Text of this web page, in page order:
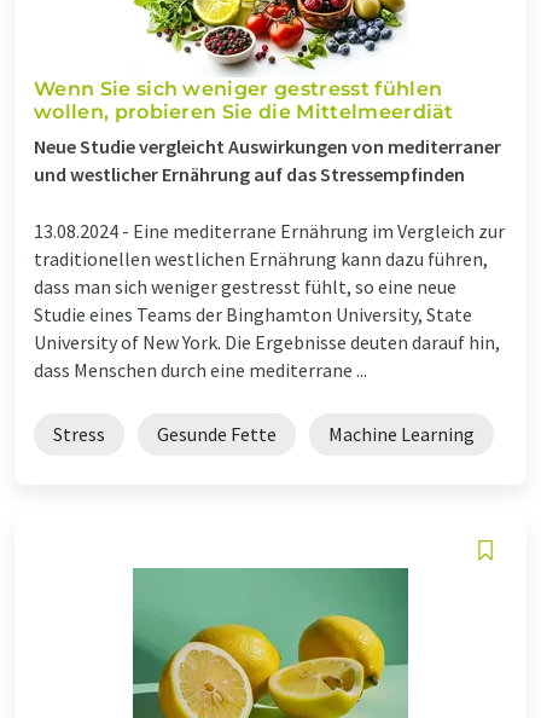
Wenn Sie sich weniger gestresst fühlen
wollen, probieren Sie die Mittelmeerdiät
Neue Studie vergleicht Auswirkungen von mediterraner
und westlicher Ernährung auf das Stressempfinden
13.08.2024 - Eine mediterrane Ernährung im Vergleich zur
traditionellen westlichen Ernährung kann dazu führen,
dass man sich weniger gestresst fühlt, so eine neue
Studie eines Teams der Binghamton University, State
University of New York. Die Ergebnisse deuten darauf hin,
dass Menschen durch eine mediterrane ...
Stress Gesunde Fette Machine Learning